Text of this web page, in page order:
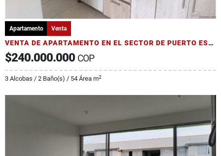
Apartamento Venta
VENTA DE APARTAMENTO EN EL SECTOR DE PUERTO ESPEJO
$240.000.000 COP
3 Alcobas / 2 Baño(s) / 54 Área m2